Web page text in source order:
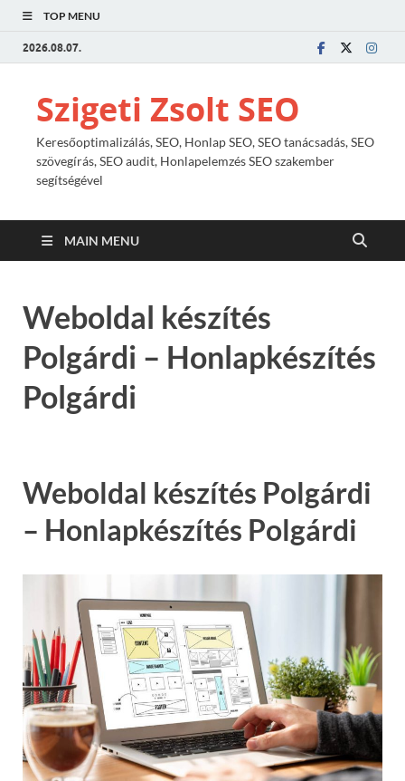
TOP MENU
2026.08.07.
Szigeti Zsolt SEO
Keresőoptimalizálás, SEO, Honlap SEO, SEO tanácsadás, SEO
szövegírás, SEO audit, Honlapelemzés SEO szakember
segítségével
MAIN MENU
Weboldal készítés
Polgárdi – Honlapkészítés
Polgárdi
Weboldal készítés Polgárdi
– Honlapkészítés Polgárdi